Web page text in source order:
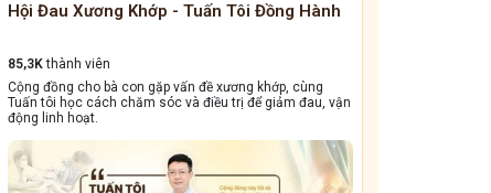
vận
Cộng Đồng Chữa Bệnh Tai Mũi Họng
13,1k thành viên
Cộng đồng này sẽ giúp bà con đẩy lùi tình trạng ho dai
dẳng, viêm xoang tái phát triền miền, amidan sưng đỏ,...